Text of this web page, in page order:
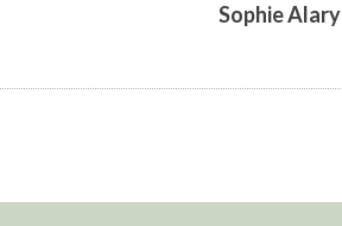
Sophie Alary